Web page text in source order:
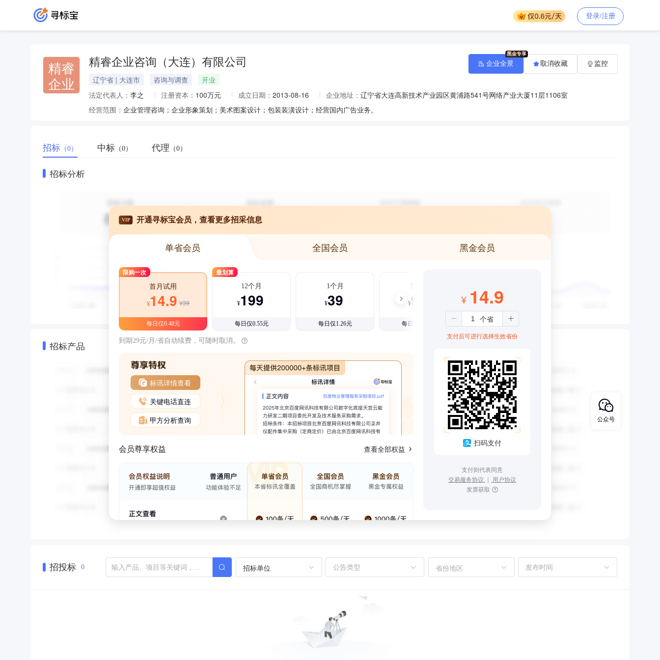
登录/注册
精睿
企业
精睿企业咨询（大连）有限公司
辽宁省 | 大连市 咨询与调查
开业
法定代表人： 李之 注册资本： 100万元 成立日期： 2013-08-16 企业地址： 辽宁省大连高新技术产业园区黄浦路541号网络产业大厦11层1106室
经营范围： 企业管理咨询；企业形象策划；美术图案设计；包装装潢设计；经营国内广告业务。
企业全景 取消收藏 监控
招标 （0） 中标 （0） 代理 （0）
招标分析
招标产品
VIP 开通寻标宝会员，查看更多招采信息
单省会员 全国会员 黑金会员
限购一次
首月试用
¥14.9 ¥39
每日仅0.48元
最划算
12个月
¥199
每日仅0.55元
1个月
¥39
每日仅1.26元
3个月
¥99
每日仅1.08元
到期29元/月/省自动续费，可随时取消。
标讯详情查看
关键电话直连
甲方分析查询
会员尊享权益 查看全部权益
¥ 14.9
支付后可进行选择生效省份
扫码支付
支付则代表同意
交易服务协议 ｜ 用户协议
发票获取
招投标 0 招标单位 省份地区
公众号